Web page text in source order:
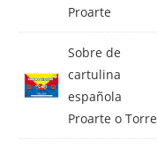
Proarte
Sobre de
cartulina
española
Proarte o Torre